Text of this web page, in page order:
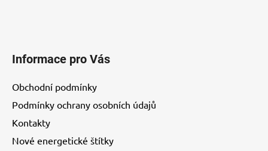
Informace pro Vás
Obchodní podmínky
Podmínky ochrany osobních údajů
Kontakty
Nové energetické štítky